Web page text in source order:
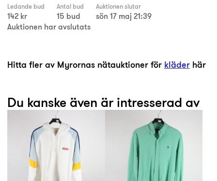
Ledande bud
142 kr
Antal bud
15 bud
Auktionen slutar
sön 17 maj 21:39
Auktionen har avslutats
Hitta fler av Myrornas nätauktioner för kläder här
Du kanske även är intresserad av